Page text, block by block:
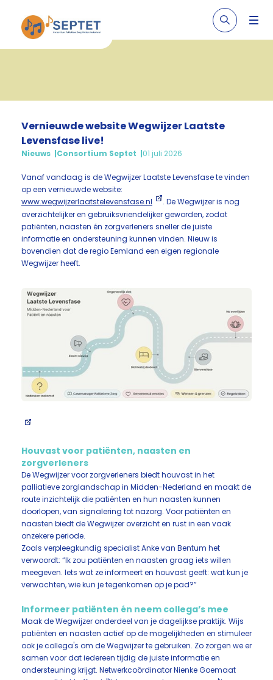
Vernieuwde website Wegwijzer Laatste
Levensfase live!
Nieuws Consortium Septet 01 juli 2026
Vanaf vandaag is de Wegwijzer Laatste Levensfase te vinden
op een vernieuwde website:
www.wegwijzerlaatstelevensfase.nl
. De Wegwijzer is nog
overzichtelijker en gebruiksvriendelijker geworden, zodat
patiënten, naasten én zorgverleners sneller de juiste
informatie en ondersteuning kunnen vinden. Nieuw is
bovendien dat de regio Eemland een eigen regionale
Wegwijzer heeft.
Houvast voor patiënten, naasten en
zorgverleners
De Wegwijzer voor zorgverleners biedt houvast in het
palliatieve zorglandschap in Midden-Nederland en maakt de
route inzichtelijk die patiënten en hun naasten kunnen
doorlopen, van signalering tot nazorg. Voor patiënten en
naasten biedt de Wegwijzer overzicht en rust in een vaak
onzekere periode.
Zoals verpleegkundig specialist Anke van Bentum het
verwoordt: “Ik zou patiënten en naasten graag iets willen
meegeven. Iets wat ze informeert en houvast geeft: wat kun je
verwachten, wie kun je tegenkomen op je pad?”
Informeer patiënten én neem collega’s mee
Maak de Wegwijzer onderdeel van je dagelijkse praktijk. Wijs
patiënten en naasten actief op de mogelijkheden en stimuleer
ook je collega's om de Wegwijzer te gebruiken. Zo zorgen we er
samen voor dat iedereen tijdig de juiste informatie en
ondersteuning krijgt. Netwerkcoördinator Nienke Goemaat